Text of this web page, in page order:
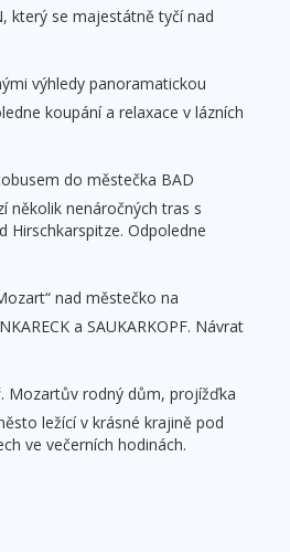
který se majestátně tyčí nad
výhledy panoramatickou
koupání a relaxace v lázních
do městečka BAD
několik nenáročných tras s
Hirschkarspitze. Odpoledne
nad městečko na
a SAUKARKOPF. Návrat
Mozartův rodný dům, projížďka
ležící v krásné krajině pod
ve večerních hodinách.